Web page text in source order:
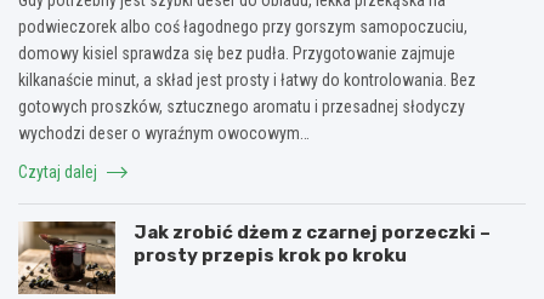
podwieczorek albo coś łagodnego przy gorszym samopoczuciu,
domowy kisiel sprawdza się bez pudła. Przygotowanie zajmuje
kilkanaście minut, a skład jest prosty i łatwy do kontrolowania. Bez
gotowych proszków, sztucznego aromatu i przesadnej słodyczy
wychodzi deser o wyraźnym owocowym…
Czytaj dalej
Jak zrobić dżem z czarnej porzeczki –
prosty przepis krok po kroku